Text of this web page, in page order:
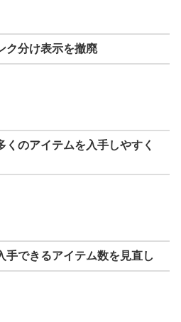
ク分け表示を撤廃
くのアイテムを入手しやすく
手できるアイテム数を見直し